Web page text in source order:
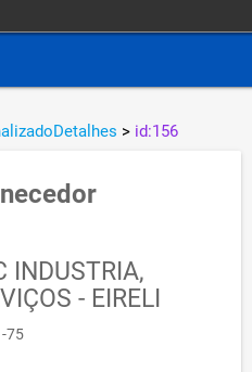
> id:156
INDUSTRIA,
- EIRELI
75